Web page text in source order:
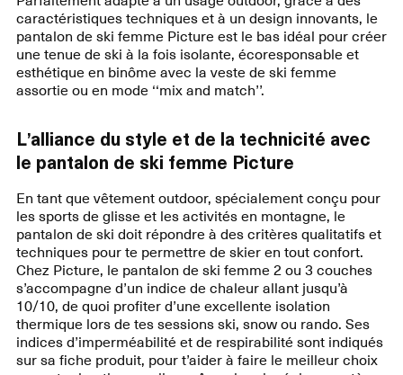
caractéristiques techniques et à un design innovants, le
pantalon de ski femme Picture est le bas idéal pour créer
une tenue de ski à la fois isolante, écoresponsable et
esthétique en binôme avec la veste de ski femme
L’alliance du style et de la technicité avec
le pantalon de ski femme Picture
En tant que vêtement outdoor, spécialement conçu pour
les sports de glisse et les activités en montagne, le
pantalon de ski doit répondre à des critères qualitatifs et
techniques pour te permettre de skier en tout confort.
Chez Picture, le pantalon de ski femme 2 ou 3 couches
s’accompagne d’un indice de chaleur allant jusqu’à
10/10, de quoi profiter d’une excellente isolation
thermique lors de tes sessions ski, snow ou rando. Ses
indices d’imperméabilité et de respirabilité sont indiqués
sur sa fiche produit, pour t’aider à faire le meilleur choix